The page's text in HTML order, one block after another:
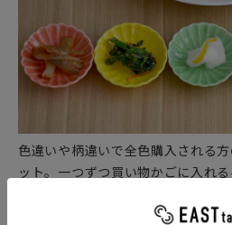
色違いや柄違いで全色購入される
ット。一つずつ買い物かごに入れ